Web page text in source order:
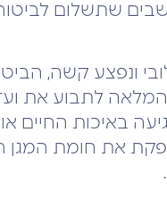
שתשלום
ונפצע קשה,
לתבוע את
באיכות החיים
את חומת המגן